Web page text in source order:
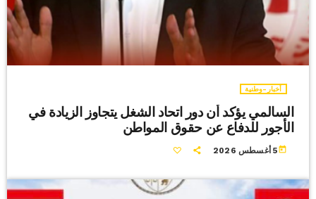
أخبار-وطنية
السالمي يؤكد أن دور اتحاد الشغل يتجاوز الزيادة في
الأجور للدفاع عن حقوق المواطن
today 5 أغسطس 2026